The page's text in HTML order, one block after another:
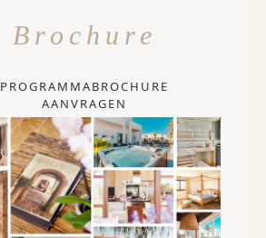
Brochure
PROGRAMMABROCHURE
AANVRAGEN